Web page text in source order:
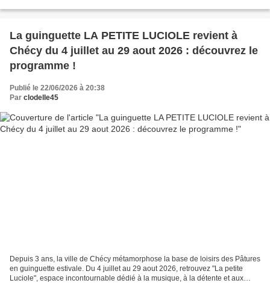
La guinguette LA PETITE LUCIOLE revient à
Chécy du 4 juillet au 29 aout 2026 : découvrez le
programme !
Publié le 22/06/2026 à 20:38
Par clodelle45
Depuis 3 ans, la ville de Chécy métamorphose la base de loisirs des Pâtures
en guinguette estivale. Du 4 juillet au 29 aout 2026, retrouvez "La petite
Luciole", espace incontournable dédié à la musique, à la détente et aux